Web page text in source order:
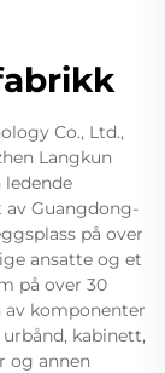
Co., Ltd.,
Langkun
ledende
Guangdong-
på over
ansatte og et
på over 30
av komponenter
kabinett,
og annen